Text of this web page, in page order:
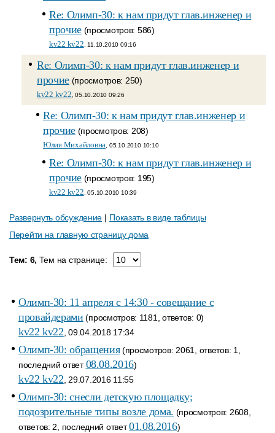
Re: Олимп-30: к нам придут глав.инженер и
прочие(просмотров: 586)
kv22 kv22 , 11.10.2010 09:16
Re: Олимп-30: к нам придут глав.инженер и
прочие(просмотров: 250)
kv22 kv22 , 05.10.2010 09:26
Re: Олимп-30: к нам придут глав.инженер и
прочие(просмотров: 208)
Юлия Михайловна , 05.10.2010 10:10
Re: Олимп-30: к нам придут глав.инженер и
прочие(просмотров: 195)
kv22 kv22 , 05.10.2010 10:39
Развернуть обсуждение | Показать в виде таблицы
Перейти на главную страницу дома
Тем: 6, Тем на странице:
Олимп-30: 11 апреля с 14:30 - совещание с
провайдерами (просмотров: 1181, ответов: 0)
kv22 kv22 , 09.04.2018 17:34
Олимп-30: обращения(просмотров: 2061, ответов: 1,
последний ответ08.08.2016)
kv22 kv22 , 29.07.2016 11:55
Олимп-30: снесли детскую площадку;
подозрительные типы возле дома. (просмотров: 2608,
ответов: 2, последний ответ01.08.2016)